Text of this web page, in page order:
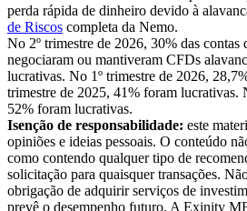
perda rápida de dinheiro devido à
de Riscos completa da Nemo.
No 2º trimestre de 2026, 30% das contas
negociaram ou mantiveram CFDs
lucrativas. No 1º trimestre de 2026,
trimestre de 2025, 41% foram lucrativas.
52% foram lucrativas.
Isenção de responsabilidade: este
opiniões e ideias pessoais. O conteúdo
como contendo qualquer tipo de
solicitação para quaisquer transações.
obrigação de adquirir serviços de
prevê o desempenho futuro. A Exinity